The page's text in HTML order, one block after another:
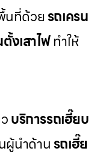
นที่ด้วยรถเครน
งเสาไฟทำให้
บริการรถเฮี๊ยบ
ผู้นำด้านรถเฮี๊ย